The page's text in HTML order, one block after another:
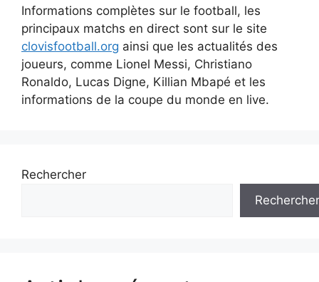
Informations complètes sur le football, les
principaux matchs en direct sont sur le site
clovisfootball.org ainsi que les actualités des
joueurs, comme Lionel Messi, Christiano
Ronaldo, Lucas Digne, Killian Mbapé et les
informations de la coupe du monde en live.
Rechercher
Rechercher